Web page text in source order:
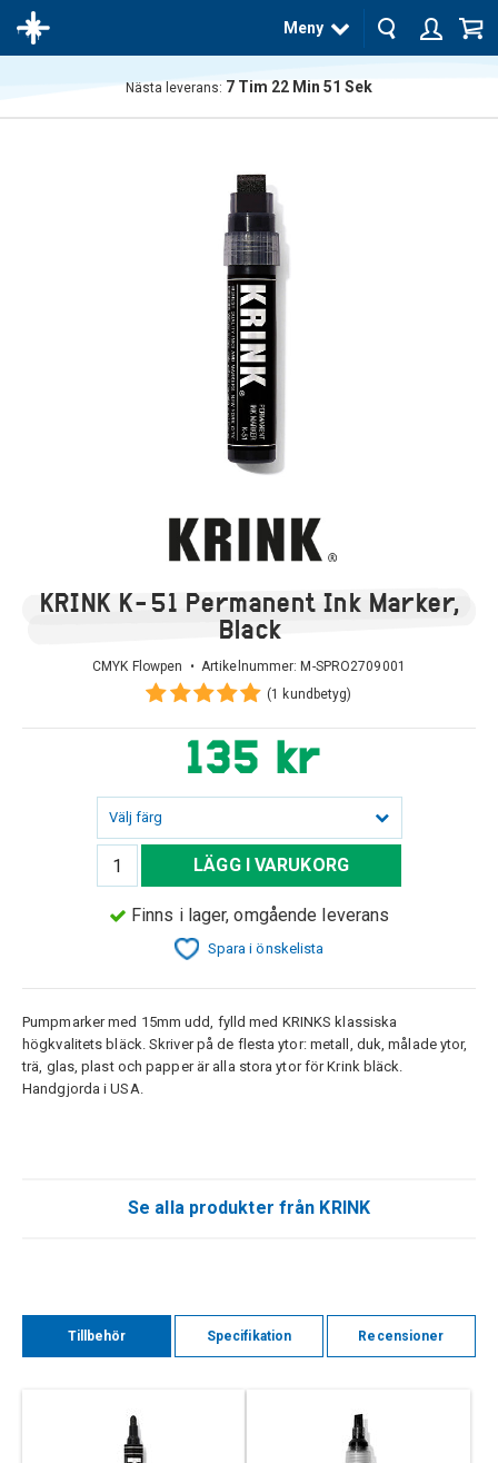
Meny
Nästa leverans: 7 Tim 22 Min 50 Sek
KRINK K-51 Permanent Ink Marker,
Black
CMYK Flowpen • Artikelnummer: M-SPRO2709001
(1 kundbetyg)
135 kr
Välj färg
LÄGG I VARUKORG
Finns i lager, omgående leverans
Spara i önskelista
Pumpmarker med 15mm udd, fylld med KRINKS klassiska
högkvalitets bläck. Skriver på de flesta ytor: metall, duk, målade ytor,
trä, glas, plast och papper är alla stora ytor för Krink bläck.
Handgjorda i USA.
Se alla produkter från KRINK
Tillbehör Specifikation Recensioner